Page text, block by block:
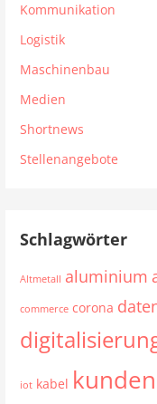
Kommunikation
Logistik
Maschinenbau
Medien
Shortnews
Stellenangebote
Schlagwörter
Altmetall aluminium
commerce corona
iot kabel kunden